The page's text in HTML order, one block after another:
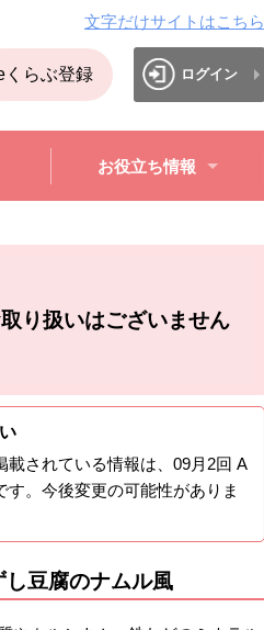
文字だけサイトはこちら
くらぶ登録 ログイン
お役立ち情報
り扱いはございません
載されている情報は、 09月2回 A
す。今後変更の可能性がありま
豆腐のナムル風